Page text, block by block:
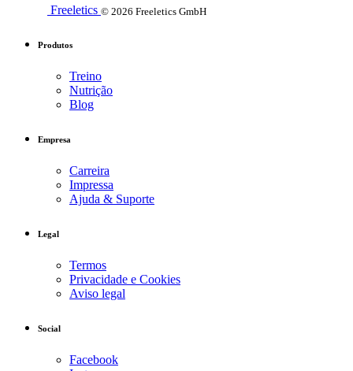
Freeletics © 2026 Freeletics GmbH
Produtos
Treino
Nutrição
Blog
Empresa
Carreira
Impressa
Ajuda & Suporte
Legal
Termos
Privacidade e Cookies
Aviso legal
Social
Facebook